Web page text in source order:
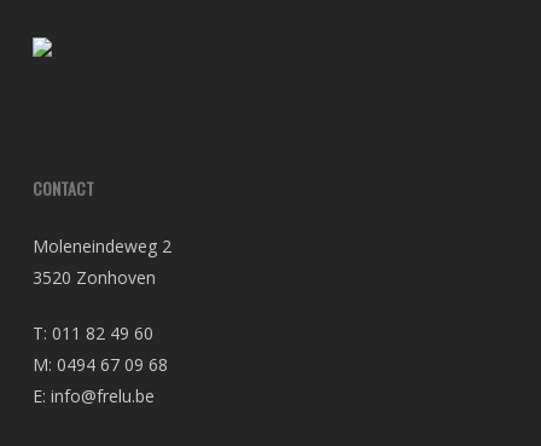
CONTACT
Moleneindeweg 2
3520 Zonhoven
T: 011 82 49 60
M: 0494 67 09 68
E: info@frelu.be